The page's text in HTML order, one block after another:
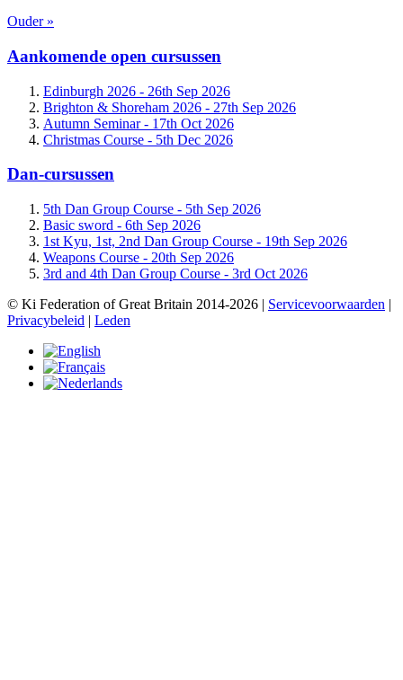
Ouder »
Aankomende open cursussen
Edinburgh 2026 - 26th Sep 2026
Brighton & Shoreham 2026 - 27th Sep 2026
Autumn Seminar - 17th Oct 2026
Christmas Course - 5th Dec 2026
Dan-cursussen
5th Dan Group Course - 5th Sep 2026
Basic sword - 6th Sep 2026
1st Kyu, 1st, 2nd Dan Group Course - 19th Sep 2026
Weapons Course - 20th Sep 2026
3rd and 4th Dan Group Course - 3rd Oct 2026
© Ki Federation of Great Britain 2014-2026 | Servicevoorwaarden |
Privacybeleid | Leden